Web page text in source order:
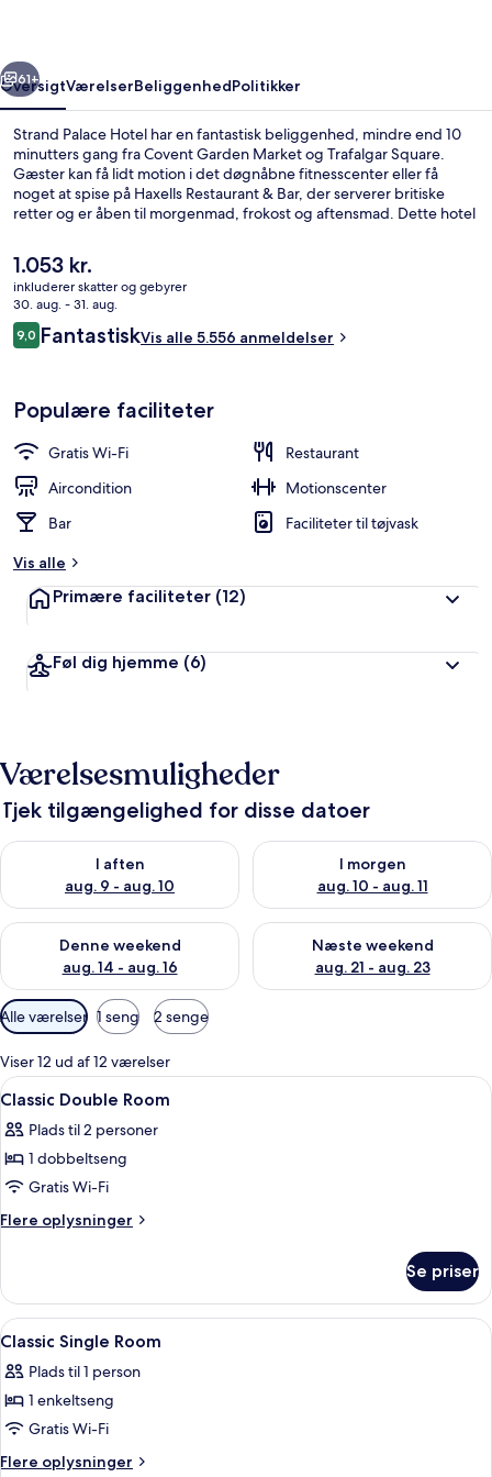
Næste
61+
OversigtVærelserBeliggenhedPolitikker
Strand Palace Hotel har en fantastisk beliggenhed, mindre end 10
minutters gang fra Covent Garden Market og Trafalgar Square.
Gæster kan få lidt motion i det døgnåbne fitnesscenter eller få
noget at spise på Haxells Restaurant & Bar, der serverer britiske
retter og er åben til morgenmad, frokost og aftensmad. Dette hotel
Square og River Thames. Rejsende er glade for den centrale
beliggenhed og områdets seværdigheder en kort gåtur fra
offentlig transport: Covent Garden Metrostation ligger 5 minutter
derfra og Charing Cross Undergrundsstation 6 minutter væk.
Den
nuværende
pris
er
1.053 kr.
1.053 kr.
inkluderer skatter og gebyrer
30. aug. - 31. aug.
Anmeldelser
9,09,0 ud af 10.
FantastiskVis alle 5.556 anmeldelser
Populære faciliteter
Gratis Wi-Fi
Restaurant
Aircondition
Motionscenter
Bar
Faciliteter til tøjvask
Vis alle
Primære faciliteter (12)
Føl dig hjemme (6)
Værelsesmuligheder
Tjek tilgængelighed for disse datoer
I aften
aug. 9 - aug. 10
Tjek tilgængelighed for i aften aug. 9 - aug. 10
I morgen
aug. 10 - aug. 11
Tjek tilgængelighed for i
Denne weekend
aug. 14 - aug. 16
Tjek tilgængelighed for denne weekend aug. 14 - aug. 16
Næste weekend
aug. 21 - aug. 23
Tjek tilgængelighed for næste
Tilgængelige
filtre
for
værelser
Alle værelser 1 seng 2 senge
Viser 12 ud af 12 værelser
Indlæs
alle
billeder
af
Classic
Double
Et hotelværelse med en seng, en
3
Classic Double Room
Plads til 2 personer
1 dobbeltseng
Gratis Wi-Fi
Flere oplysninger
Flere
Double
Room
Se priser
Indlæs
alle
billeder
af
Classic
Single
Premium-sengetøj,
4
Classic Single Room
Plads til 1 person
1 enkeltseng
Gratis Wi-Fi
Flere oplysninger
Flere